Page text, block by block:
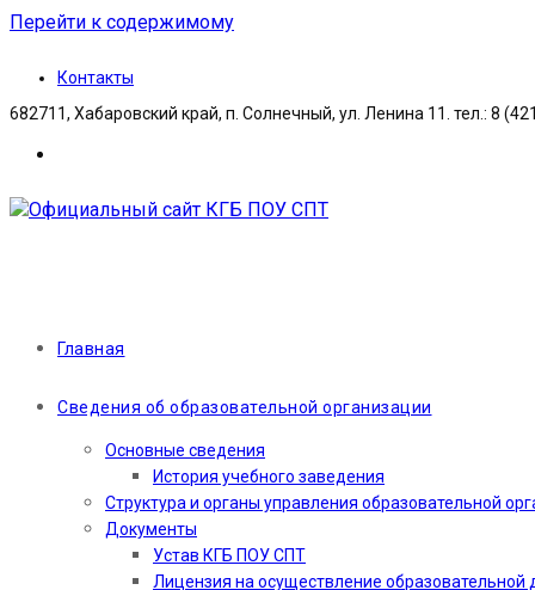
Перейти к содержимому
Контакты
682711, Хабаровский край, п. Солнечный, ул. Ленина 11. тел.: 8
Главная
Сведения об образовательной организации
Основные сведения
История учебного заведения
Структура и органы управления образовательной
Документы
Устав КГБ ПОУ СПТ
Лицензия на осуществление образовательной